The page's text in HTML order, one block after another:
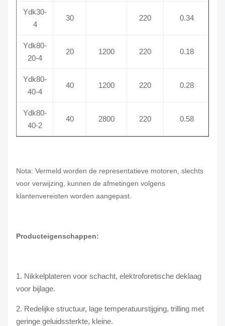
Ydk30-
4
30 220 0.34
Ydk80-
20-4
20 1200 220 0.18
Ydk80-
40-4
40 1200 220 0.28
Ydk80-
40-2
40 2800 220 0.58
Nota: Vermeld worden de representatieve motoren, slechts
voor verwijzing, kunnen de afmetingen volgens
klantenvereisten worden aangepast.
Producteigenschappen:
1. Nikkelplateren voor schacht, elektroforetische deklaag
voor bijlage.
2. Redelijke structuur, lage temperatuurstijging, trilling met
geringe geluidssterkte, kleine.